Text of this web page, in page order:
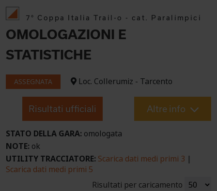
7° Coppa Italia Trail-o - cat. Paralimpici
OMOLOGAZIONI E
STATISTICHE
ASSEGNATA Loc. Collerumiz - Tarcento
Risultati ufficiali Altre info
STATO DELLA GARA: omologata
NOTE: ok
UTILITY TRACCIATORE: Scarica dati medi primi 3 |
Scarica dati medi primi 5
Risultati per caricamento